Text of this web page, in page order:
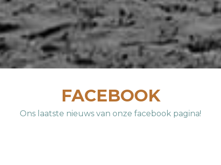
FACEBOOK
Ons laatste nieuws van onze facebook pagina!